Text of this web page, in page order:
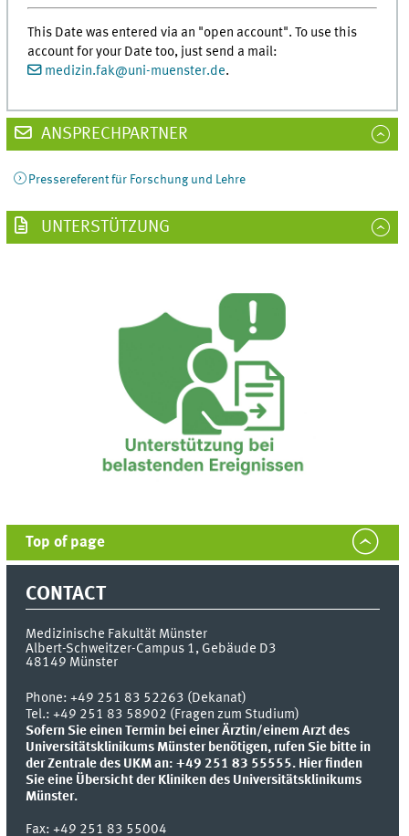
This Date was entered via an "open account". To use this
account for your Date too, just send a mail:
medizin.fak@uni-muenster.de.
ANSPRECHPARTNER
Pressereferent für Forschung und Lehre
UNTERSTÜTZUNG
Top of page
CONTACT
Medizinische Fakultät Münster
Albert-Schweitzer-Campus 1, Gebäude D3
48149 Münster
Phone:+49 251 83 52263 (Dekanat)
Tel.: +49 251 83 58902 (Fragen zum Studium)
Sofern Sie einen Termin bei einer Ärztin/einem Arzt des
Universitätsklinikums Münster benötigen, rufen Sie bitte in
der Zentrale des UKM an: +49 251 83 55555. Hier finden
Sie eine Übersicht der Kliniken des Universitätsklinikums
Münster.
Fax:+49 251 83 55004